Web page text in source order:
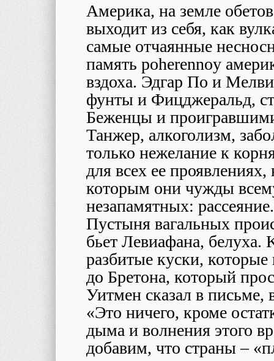
Америка, на земле
выходит из себя, как
самые отчаянные
память poherennoy
вздоха. Эдгар По и
фунты и Фицджеральд,
Беженцы и
Танжер, алкоголизм,
только нежелание к
для всех ее
которым они чужды
незапамятных:
Пустыня вагальных
бьет Левиафана, белуха.
разбитые куски,
до Бретона, который
Уитмен сказал в
«Это ничего, кроме
дыма и волнения этого
добавим, что страны –